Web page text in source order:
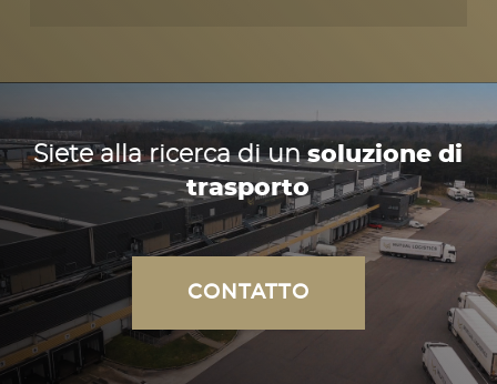
Siete alla ricerca di unsoluzione di
trasporto
CONTATTO